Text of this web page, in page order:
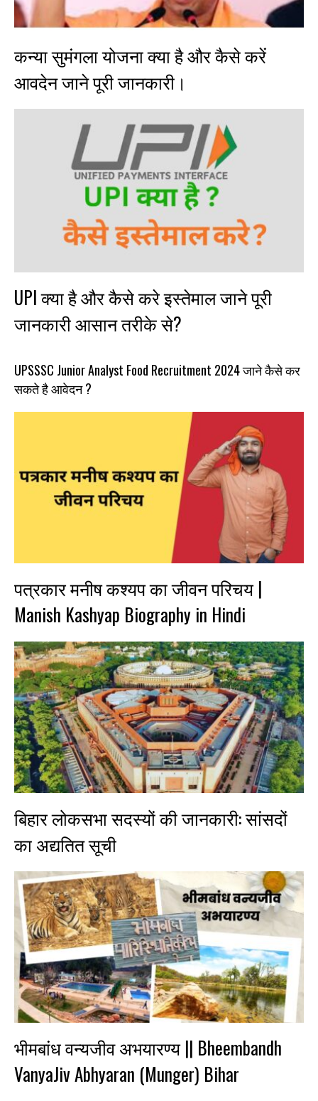
कन्या सुमंगला योजना क्या है और कैसे करें
आवदेन जाने पूरी जानकारी।
UPI क्या है और कैसे करे इस्तेमाल जाने पूरी
जानकारी आसान तरीके से?
UPSSSC Junior Analyst Food Recruitment 2024 जाने कैसे कर
सकते है आवेदन ?
पत्रकार मनीष कश्यप का जीवन परिचय |
Manish Kashyap Biography in Hindi
बिहार लोकसभा सदस्यों की जानकारी: सांसदों
का अद्यतित सूची
भीमबांध वन्यजीव अभयारण्य || Bheembandh
VanyaJiv Abhyaran (Munger) Bihar